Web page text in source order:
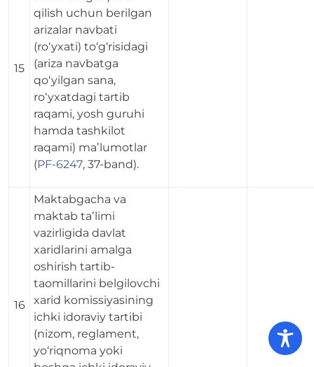
15
qilish uchun berilgan
arizalar navbati
(ro‘yxati) to‘g‘risidagi
(ariza navbatga
qo‘yilgan sana,
ro‘yxatdagi tartib
raqami, yosh guruhi
hamda tashkilot
raqami) maʼlumotlar
(PF-6247, 37-band).
16
Maktabgacha va
maktab taʼlimi
vazirligida davlat
xaridlarini amalga
oshirish tartib-
taomillarini belgilovchi
xarid komissiyasining
ichki idoraviy tartibi
(nizom, reglament,
yo‘riqnoma yoki